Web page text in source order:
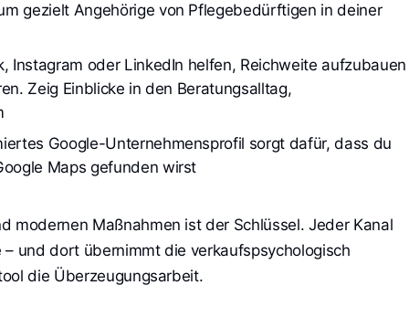
gezielt Angehörige von Pflegebedürftigen in deiner
Instagram oder LinkedIn helfen, Reichweite aufzubauen
Zeig Einblicke in den Beratungsalltag,
Google-Unternehmensprofil sorgt dafür, dass du
Maps gefunden wirst
modernen Maßnahmen ist der Schlüssel. Jeder Kanal
und dort übernimmt die verkaufspsychologisch
die Überzeugungsarbeit.